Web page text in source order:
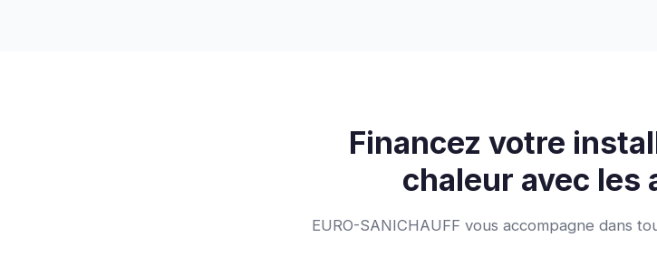
Financez votre
chaleur avec les
EURO-SANICHAUFF vous accompagne dans